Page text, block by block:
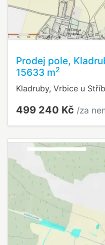
Prodej pole,
15633 m2
Kladruby, Vrbice u
499 240 Kč /za